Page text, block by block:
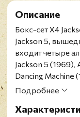
Описание
Бокс-сет X4
Jackson 5,
входит четыре
Jackson 5 (1969),
Dancing Machine
Американскую
Майкл
Подробнее